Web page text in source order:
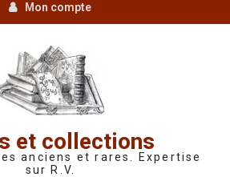
Mon compte
et collections
anciens et rares. Expertise
sur R.V.